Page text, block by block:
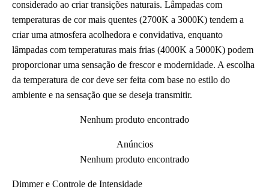
considerado ao criar transições naturais. Lâmpadas com
temperaturas de cor mais quentes (2700K a 3000K) tendem a
criar uma atmosfera acolhedora e convidativa, enquanto
lâmpadas com temperaturas mais frias (4000K a 5000K) podem
proporcionar uma sensação de frescor e modernidade. A escolha
da temperatura de cor deve ser feita com base no estilo do
ambiente e na sensação que se deseja transmitir.
Nenhum produto encontrado
Anúncios
Nenhum produto encontrado
Dimmer e Controle de Intensidade